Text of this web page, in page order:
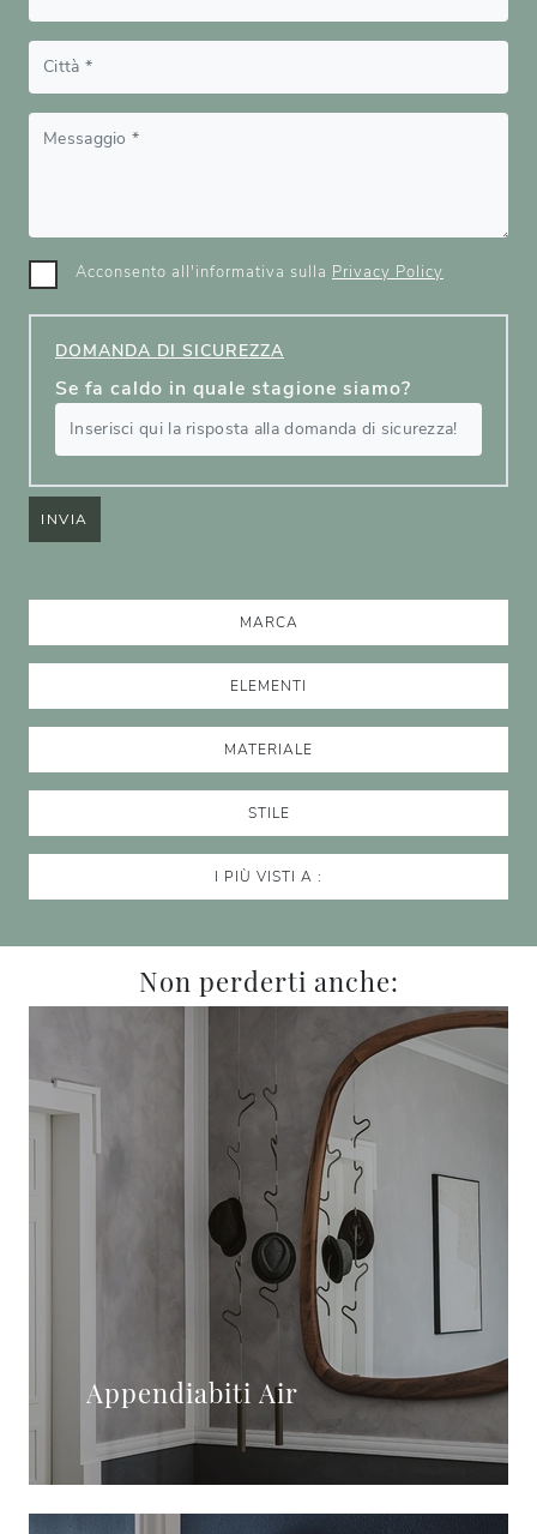
Acconsento all'informativa sulla Privacy Policy
DOMANDA DI SICUREZZA
Se fa caldo in quale stagione siamo?
INVIA
MARCA
ELEMENTI
MATERIALE
STILE
I PIÙ VISTI A :
Non perderti anche:
Appendiabiti Air